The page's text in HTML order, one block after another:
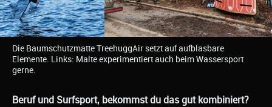
Die Baumschutzmatte TreehuggAir setzt auf aufblasbare
Elemente. Links: Malte experimentiert auch beim Wassersport
gerne.
Beruf und Surfsport, bekommst du das gut kombiniert?